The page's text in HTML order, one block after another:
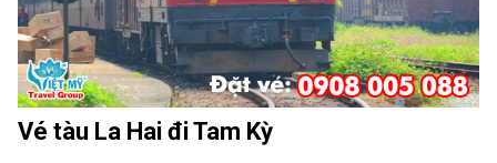
Vé tàu La Hai đi Tam Kỳ